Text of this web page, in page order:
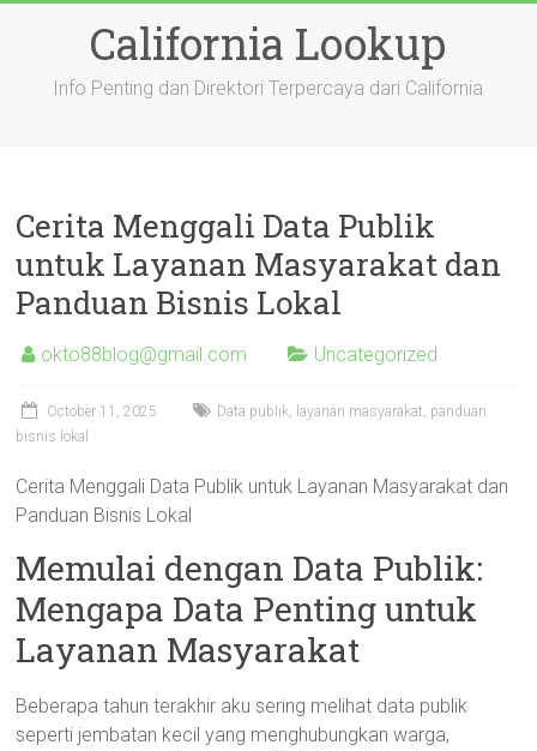
California Lookup
Info Penting dan Direktori Terpercaya dari California
Cerita Menggali Data Publik
untuk Layanan Masyarakat dan
Panduan Bisnis Lokal
okto88blog@gmail.com Uncategorized
October 11, 2025
Data publik, layanan masyarakat, panduan
bisnis lokal
Cerita Menggali Data Publik untuk Layanan Masyarakat dan
Panduan Bisnis Lokal
Memulai dengan Data Publik:
Mengapa Data Penting untuk
Layanan Masyarakat
Beberapa tahun terakhir aku sering melihat data publik
seperti jembatan kecil yang menghubungkan warga,